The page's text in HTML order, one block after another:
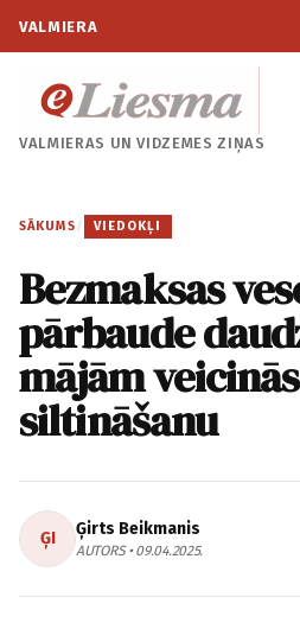
VALMIERA
VALMIERAS UNVIDZEMES ZIŅAS
SĀKUMS / VIEDOKĻI
Bezmaksas
pārbaude
mājām
siltināšanu
ĢI Ģirts Beikmanis
AUTORS • 09.04.2025.